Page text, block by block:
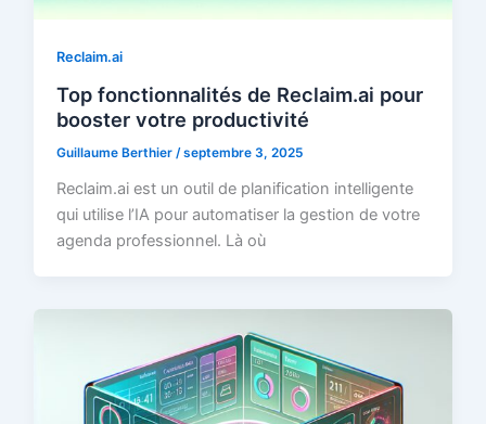
Reclaim.ai
Top fonctionnalités de Reclaim.ai pour
booster votre productivité
Guillaume Berthier /septembre 3, 2025
Reclaim.ai est un outil de planification intelligente
qui utilise l’IA pour automatiser la gestion de votre
agenda professionnel. Là où